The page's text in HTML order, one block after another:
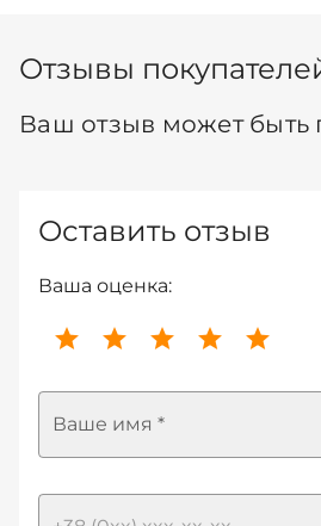
Отзывы
Ваш отзыв может быть
Оставить отзыв
Ваша оценка:
Ваше имя *